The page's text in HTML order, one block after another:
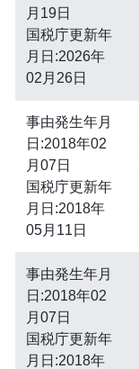
月19日
国税庁更新年
月日:2026年
02月26日
事由発生年月
日:2018年02
月07日
国税庁更新年
月日:2018年
05月11日
事由発生年月
日:2018年02
月07日
国税庁更新年
月日:2018年